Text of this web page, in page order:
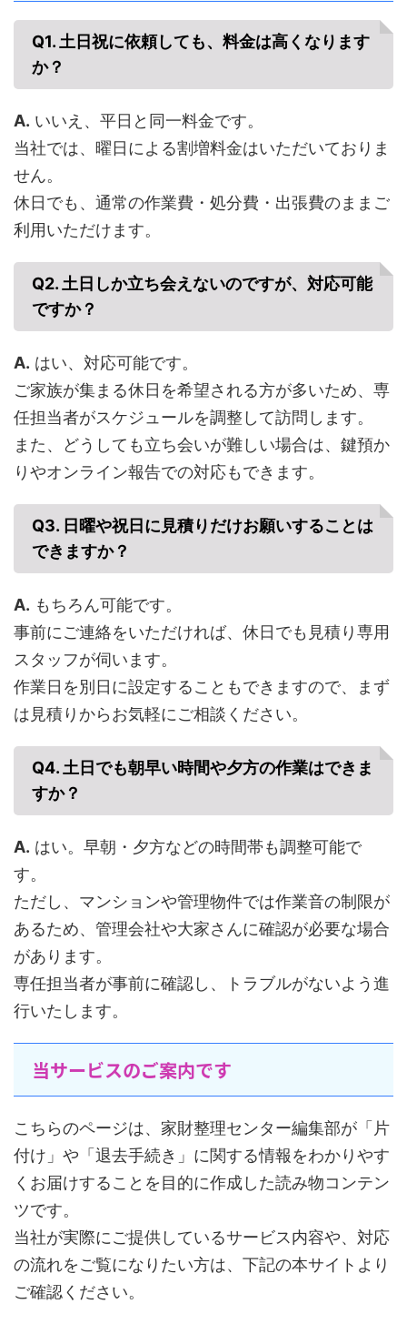
Q1. 土日祝に依頼しても、料金は高くなります
か？
A. いいえ、平日と同一料金です。
当社では、曜日による割増料金はいただいておりま
せん。
休日でも、通常の作業費・処分費・出張費のままご
利用いただけます。
Q2. 土日しか立ち会えないのですが、対応可能
ですか？
A. はい、対応可能です。
ご家族が集まる休日を希望される方が多いため、専
任担当者がスケジュールを調整して訪問します。
また、どうしても立ち会いが難しい場合は、鍵預か
りやオンライン報告での対応もできます。
Q3. 日曜や祝日に見積りだけお願いすることは
できますか？
A. もちろん可能です。
事前にご連絡をいただければ、休日でも見積り専用
スタッフが伺います。
作業日を別日に設定することもできますので、まず
は見積りからお気軽にご相談ください。
Q4. 土日でも朝早い時間や夕方の作業はできま
すか？
A. はい。早朝・夕方などの時間帯も調整可能で
す。
ただし、マンションや管理物件では作業音の制限が
あるため、管理会社や大家さんに確認が必要な場合
があります。
専任担当者が事前に確認し、トラブルがないよう進
行いたします。
当サービスのご案内です
こちらのページは、家財整理センター編集部が「片
付け」や「退去手続き」に関する情報をわかりやす
くお届けすることを目的に作成した読み物コンテン
ツです。
当社が実際にご提供しているサービス内容や、対応
の流れをご覧になりたい方は、下記の本サイトより
ご確認ください。